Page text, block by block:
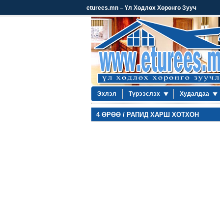
eturees.mn – Үл Хөдлөх Хөрөнгө Зууч
Эхлэл Түрээслэх Худалдаа
4 ӨРӨӨ / РАПИД ХАРШ ХОТХОН